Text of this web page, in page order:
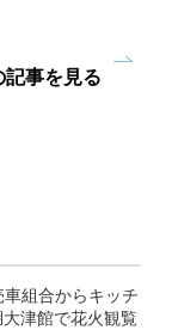
記事を見る
組合からキッチ
津館で花火観覧